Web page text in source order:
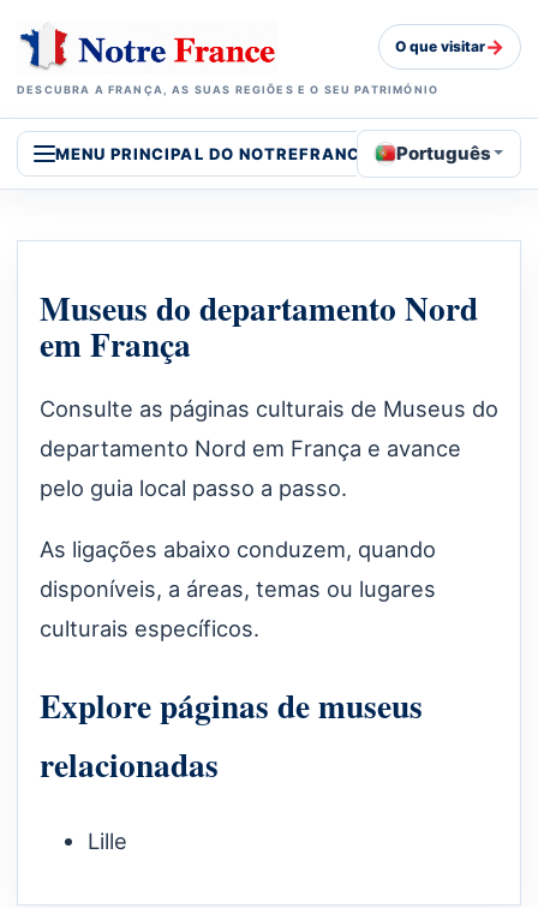
DESCUBRA A FRANÇA, AS SUAS REGIÕES E O SEU PATRIMÓNIO
O que visitar→
MENU PRINCIPAL DO NOTREFRANCE Português
Museus do departamento Nord
em França
Consulte as páginas culturais de Museus do
departamento Nord em França e avance
pelo guia local passo a passo.
As ligações abaixo conduzem, quando
disponíveis, a áreas, temas ou lugares
culturais específicos.
Explore páginas de museus
relacionadas
Lille